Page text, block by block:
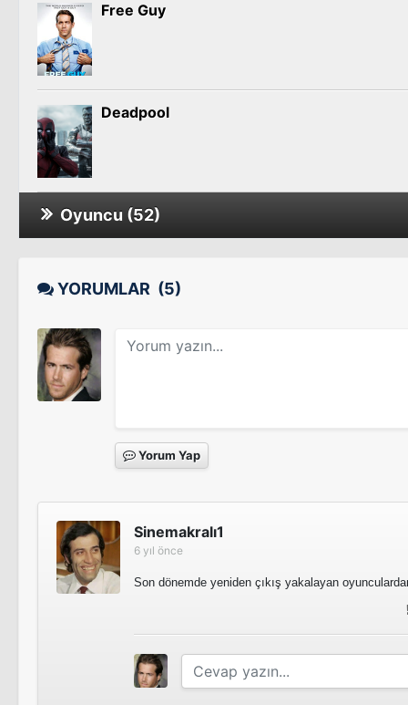
Free Guy
Deadpool
Oyuncu (52)
Free Guy
The Hitman's Wife's Bodyguard
Sinema Filmi
Pokémon Dedektif Pikachu
Sinema Filmi
YORUMLAR (5)
Yorum Yap
Sinemakralı1
6 yıl önce
Son dönemde yeniden çıkış yakalayan